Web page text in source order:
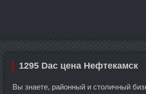
1295 Dac цена Нефтекамск
Вы знаете, районный и столичный